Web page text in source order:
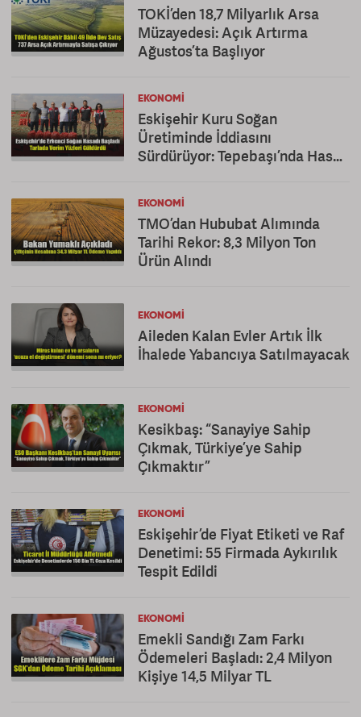
TOKİ’den 18,7 Milyarlık Arsa
Müzayedesi: Açık Artırma
Ağustos’ta Başlıyor
EKONOMI
Eskişehir Kuru Soğan
Üretiminde İddiasını
Sürdürüyor: Tepebaşı’nda Hasat
EKONOMI
TMO’dan Hububat Alımında
Tarihi Rekor: 8,3 Milyon Ton
Ürün Alındı
EKONOMI
Aileden Kalan Evler Artık İlk
İhalede Yabancıya Satılmayacak
EKONOMI
Kesikbaş: “Sanayiye Sahip
Çıkmak, Türkiye’ye Sahip
Çıkmaktır”
EKONOMI
Eskişehir’de Fiyat Etiketi ve Raf
Denetimi: 55 Firmada Aykırılık
Tespit Edildi
EKONOMI
Emekli Sandığı Zam Farkı
Ödemeleri Başladı: 2,4 Milyon
Kişiye 14,5 Milyar TL